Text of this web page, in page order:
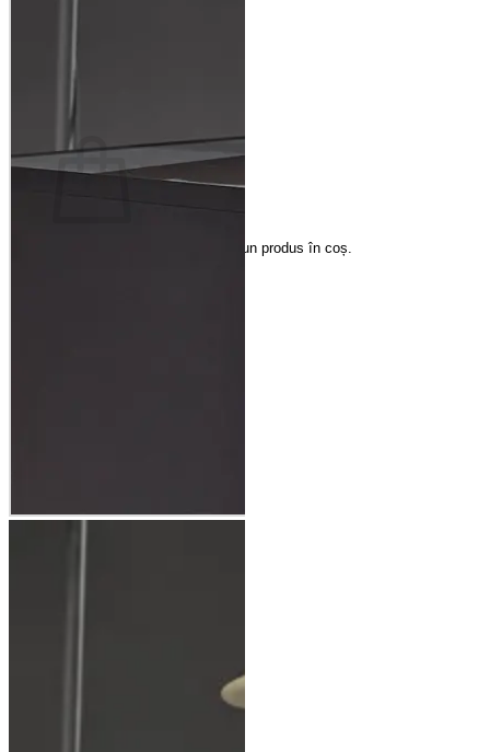
Coș
Nu ai niciun produs în coș.